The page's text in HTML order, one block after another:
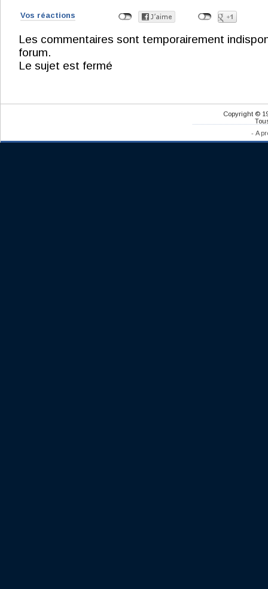
Vos réactions
Les commentaires sont temporairement
forum.
Le sujet est fermé
Copyright ©
- A